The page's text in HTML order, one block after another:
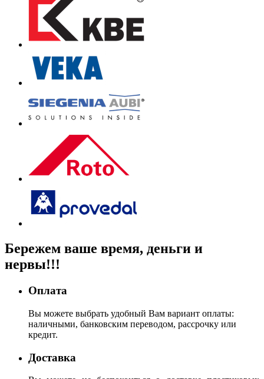
Бережем ваше время, деньги и
нервы!!!
Оплата
Вы можете выбрать удобный Вам вариант оплаты:
наличными, банковским переводом, рассрочку или
кредит.
Доставка